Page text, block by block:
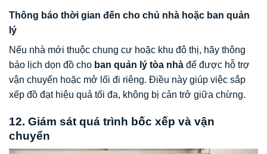
Thông báo thời gian đến cho chủ nhà hoặc ban quản
lý
Nếu nhà mới thuộc chung cư hoặc khu đô thị, hãy thông
báo lịch dọn đồ cho ban quản lý tòa nhà để được hỗ trợ
vận chuyển hoặc mở lối đi riêng. Điều này giúp việc sắp
xếp đồ đạt hiệu quả tối đa, không bị cản trở giữa chừng.
12. Giám sát quá trình bốc xếp và vận
chuyển